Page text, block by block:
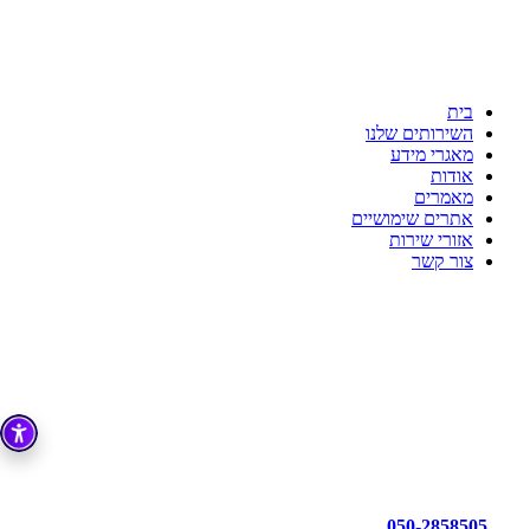
בית
השירותים שלנו
מאגרי מידע
אודות
מאמרים
אתרים שימושיים
אזורי שירות
צור קשר